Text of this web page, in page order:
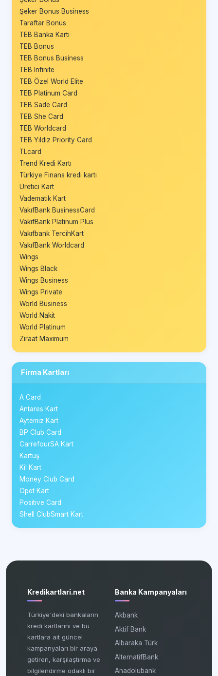
Şeker Bonus Business
Taraftar Bonus
TEB Banka Kartı
TEB Bonus
TEB Bonus Business
TEB Infinite
TEB Özel World Elite
TEB Platinum Card
TEB Sade Card
TEB She Card
TEB Worldcard
TEB Yıldız Priority Card
TLcard
Trend Kredi Kartı
Türkiye Finans kredi kartı
Üretici Kart
Vadematik Kart
VakıfBank BusinessCard
VakıfBank Platinum Plus
Vakıfbank TercihKart
VakıfBank Worldcard
Wings
Wings Black
Wings Business
Wings Private
World Business
World Nakit
World Platinum
Ziraat Maximum
Firma Kartları
A Card
Antares Kart
Aytemiz Kart
BP Club Card
CarrefourSA Kart
Kartuş
Ki! Kart
Money Club Card
Opet Kart
Positive Card
Shell ClubSmart Kart
Kredikartlari.net
Türkiye'deki bankaların
kredi kartlarını ve bu
kartlara ait güncel
kampanyaları bir araya
getiren, karşılaştırma ve
bilgilendirme odaklı bir
Banka Kampanyaları
Akbank
Aktif Bank
Albaraka Türk
AlternatifBank
Anadolubank